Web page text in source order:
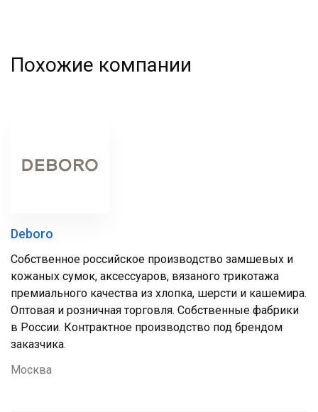
Похожие компании
Deboro
Собственное российское производство замшевых и
кожаных сумок, аксессуаров, вязаного трикотажа
премиального качества из хлопка, шерсти и кашемира.
Оптовая и розничная торговля. Собственные фабрики
в России. Контрактное производство под брендом
заказчика.
Москва